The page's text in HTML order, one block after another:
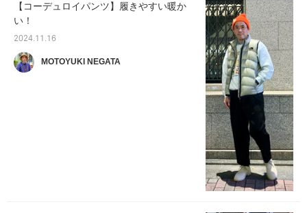
【コーデュロイパンツ】履きやすい暖か
い！
2024.11.16
MOTOYUKI NEGATA